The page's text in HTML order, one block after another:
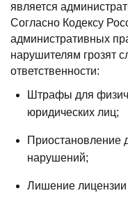
является
Согласно Кодексу
административных
нарушителям грозят
ответственности:
Штрафы для
юридических лиц;
Приостановление
нарушений;
Лишение